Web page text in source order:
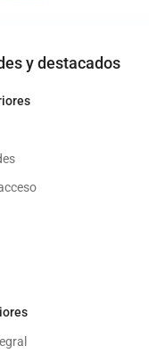
y destacados